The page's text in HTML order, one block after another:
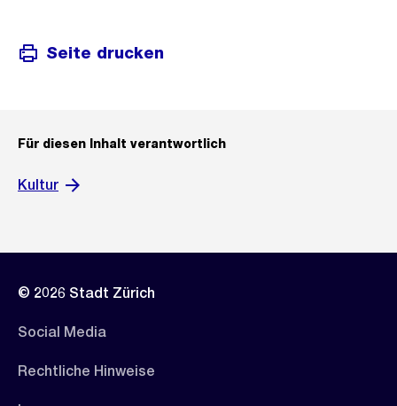
Seite drucken
Für diesen Inhalt verantwortlich
Kultur
© 2026 Stadt Zürich
Social Media
Rechtliche Hinweise